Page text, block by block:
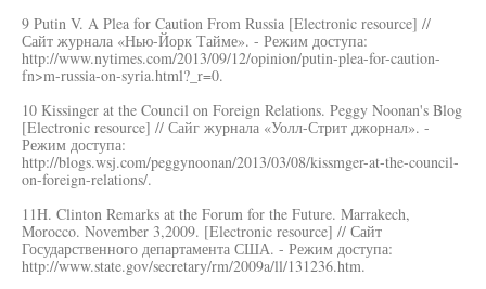
9 Putin V. A Plea for Caution From Russia [Electronic resource] //
Сайт журнала «Нью-Йорк Тайме». - Режим доступа:
http://www.nytimes.com/2013/09/12/opinion/putin-plea-for-caution-
fn>m-russia-on-syria.html?_r=0.
10 Kissinger at the Council on Foreign Relations. Peggy Noonan's Blog
[Electronic resource] // Сайг журнала «Уолл-Стрит джорнал». -
Режим доступа:
http://blogs.wsj.com/peggynoonan/2013/03/08/kissmger-at-the-council-
on-foreign-relations/.
11H. Clinton Remarks at the Forum for the Future. Marrakech,
Morocco. November 3,2009. [Electronic resource] // Сайт
Государственного департамента США. - Режим доступа:
http://www.state.gov/secretary/rm/2009a/ll/131236.htm.